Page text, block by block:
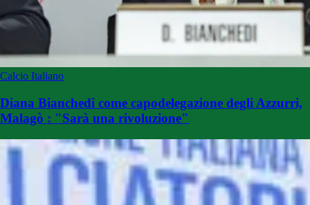
Calcio Italiano
Diana Bianchedi come capodelegazione degli Azzurri,
Malagò : "Sarà una rivoluzione"